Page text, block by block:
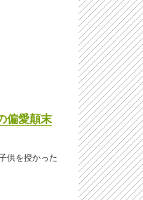
偏愛顛末
供を授かった